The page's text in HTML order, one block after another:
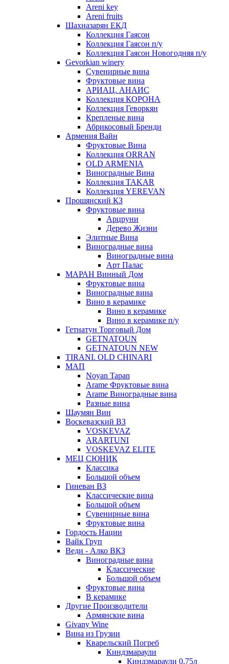
Areni key
Areni fruits
Шахназарян ЕКД
Коллекция Гаясон
Коллекция Гаясон п/у
Коллекция Гаясон Новогодняя п/у
Gevorkian winery
Сувенирные вина
Фруктовые вина
АРИАЦ. АНАИС
Коллекция КОРОНА
Коллекция Геворкян
Крепленые вина
Абрикосовый Бренди
Армения Вайн
Фруктовые Вина
Коллекция ORRAN
OLD ARMENIA
Виноградные Вина
Коллекция TAKAR
Коллекция YEREVAN
Прошянский КЗ
Фруктовые вина
Арцруни
Дерево Жизни
Элитные Вина
Виноградные вина
Виноградные вина
Арт Палас
МАРАН Винный Дом
Фруктовые вина
Виноградные вина
Вино в керамике
Вино в керамике
Вино в керамике п/у
Гетнатун Торговый Дом
GETNATOUN
GETNATOUN NEW
TIRANI. OLD CHINARI
МАП
Noyan Tapan
Arame Фруктовые вина
Arame Виноградные вина
Разные вина
Шаумян Вин
Воскевазский ВЗ
VOSKEVAZ
ARARTUNI
VOSKEVAZ ELITE
МЕЦ СЮНИК
Классика
Большой объем
Гиневан ВЗ
Классические вина
Большой объем
Сувенирные вина
Фруктовые вина
Гордость Нации
Вайк Груп
Веди - Алко ВКЗ
Виноградные вина
Классические
Большой объем
Фруктовые вина
В керамике
Другие Производители
Армянские вина
Givany Wine
Вина из Грузии
Кварельский Погреб
Киндзмараули
Киндзмараули 0,75л